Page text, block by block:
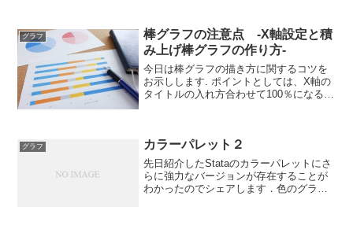
す． ブログと合わせて個人の学習に役
立...
グラフ
棒グラフの注意点 -X軸設定と積
み上げ棒グラフの作り方-
今日は棒グラフの描き方に関するコツを
お示しします. ポイントとしては、X軸の
タイトルの入れ方合わせて100％になるよ
と思います...
グラフ カラーパレット２
先日紹介したStataのカラーパレットにさ
らに強力なバージョンが存在することが
わかったのでシェアします．色のグラデ